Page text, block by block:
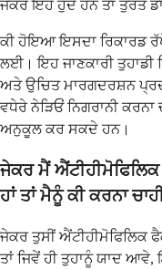
ਜੇਕਰ ਇਹ ਹੁੰਦੇ ਹਨ ਤਾਂ ਤੁਰੰਤ
ਕੀ ਹੋਇਆ ਇਸਦਾ ਰਿਕਾਰਡ
ਲਈ। ਇਹ ਜਾਣਕਾਰੀ ਤੁਹਾਡੀ
ਅਤੇ ਉਚਿਤ ਮਾਰਗਦਰਸ਼ਨ
ਵਧੇਰੇ ਨੇੜਿਓਂ ਨਿਗਰਾਨੀ
ਅਨੁਕੂਲ ਕਰ ਸਕਦੇ ਹਨ।
ਜੇਕਰ ਮੈਂ
ਹਾਂ ਤਾਂ ਮੈਨੂੰ ਕੀ ਕਰਨਾ
ਜੇਕਰ ਤੁਸੀਂ ਐਂਟੀਹੀਮੋਫਿਲਿਕ
ਤਾਂ ਜਿਵੇਂ ਹੀ ਤੁਹਾਨੂੰ ਯਾਦ